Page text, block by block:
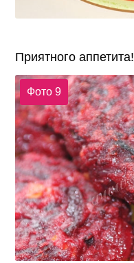
Приятного аппетита!
Фото 9